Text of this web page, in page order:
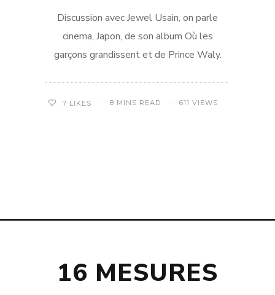
Discussion avec Jewel Usain, on parle
cinema, Japon, de son album Où les
garçons grandissent et de Prince Waly.
7 LIKES 8 MINS READ 611 VIEWS
16 MESURES